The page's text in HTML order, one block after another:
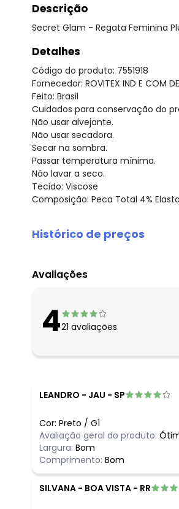
Descrição
Secret Glam - Regata Feminina
Detalhes
Código do produto: 7551918
Fornecedor: ROVITEX IND E COM
Feito: Brasil
Cuidados para conservação do
Não usar alvejante.
Não usar secadora.
Secar na sombra.
Passar temperatura mínima.
Não lavar a seco.
Tecido: Viscose
Composição: Peca Total 4%
Histórico de preços
agosto/2026
maio/2026
abril/2026
fevereiro/2026
Avaliações
421 avaliações
LEANDRO - JAU - SP
Cor: Preto / G1
Avaliação geral do produto:
Largura: Bom
Comprimento: Bom
SILVANA - BOA VISTA - RR